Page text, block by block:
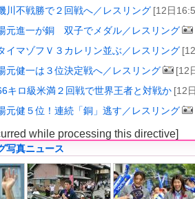
川不戦勝で２回戦へ／レスリング [12日
元進一が銅 双子でメダル／レスリング
イマゾフＶ３カレリン並ぶ／レスリング
元健一は３位決定戦へ／レスリング [12
キロ級米満２回戦で世界王者と対戦か [12
元健５位！連続「銅」逃す／レスリング
while processing this directive]
写真ニュース